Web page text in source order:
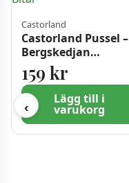
‹
Castorland
Castorland Pussel –
Bergskedjan
Dolomiterna, Italien
1000 Bitar
159 kr
Lägg till i
varukorg